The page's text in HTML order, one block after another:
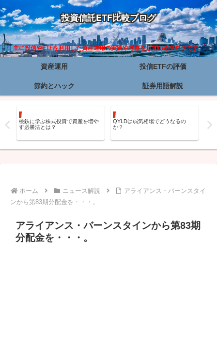
投資信託ETF比較ブログ
主に投信やETFを利用した資産運用の実践や考察をしているブログです。
資産運用 投信ETFの評価
節約とハック 証券用語解説
資産運用
桃鉄に学ぶ株式投資で資産を増や
す必勝法とは？
資産運用
QYLDは弱気相場でどうなるの
か？
レ
を
ホーム ニュース解説
アライアンス・バーンスタイ
ンから第83期分配金を・・・。
アライアンス・バーンスタインから第83期
分配金を・・・。